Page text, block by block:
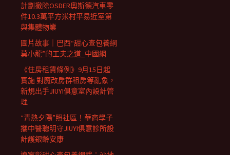
計劃撤除OSDER奧斯德汽車零
件10.3萬平方米村平易近室第
與集體物業
圖片故事｜巴西“甜心查包養網
莫小龍”的工夫之道_中國網
《住房租賃條例》9月15日起
實施 對魔改房群租房等亂象，
新規出手JIUYI俱意室內設計管
理
“青熱夕陽”照社區！華商學子
攜中醫聰明守JIUYI俱意診所設
計護銀齡安康